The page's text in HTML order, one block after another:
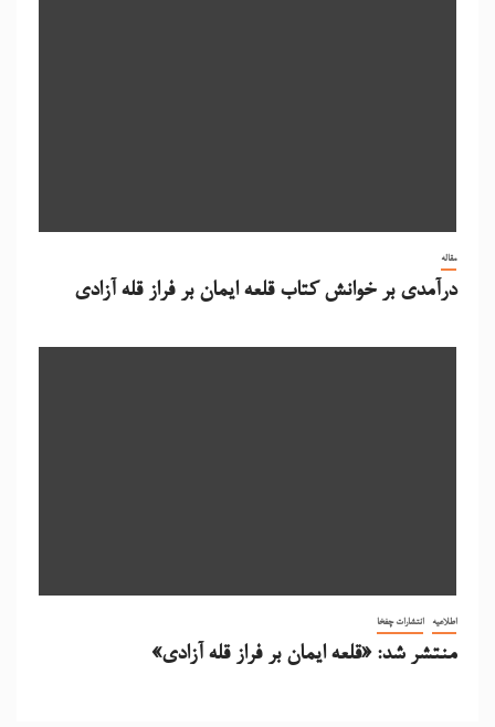
مقاله
درآمدی بر خوانش کتاب قلعه ایمان بر فراز قله آزادی
اطلاعیه انتشارات چفخا
منتشر شد: «قلعه ایمان بر فراز قله آزادی»